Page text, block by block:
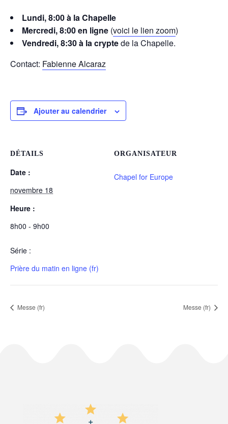
Lundi, 8:00 à la Chapelle
Mercredi, 8:00 en ligne (voici le lien zoom)
Vendredi, 8:30 à la cryptede la Chapelle.
Contact: Fabienne Alcaraz
Ajouter au calendrier
DÉTAILS
Date :
novembre 18
Heure :
8h00 - 9h00
Série :
Prière du matin en ligne (fr)
ORGANISATEUR
Chapel for Europe
Messe (fr) Messe (fr)